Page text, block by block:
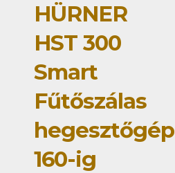
HÜRNER
HST 300
Smart
Fűtőszálas
hegesztőgép
160-ig